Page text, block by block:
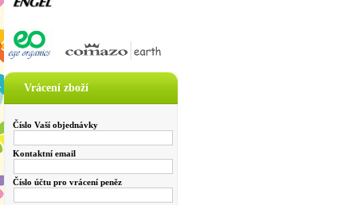
Vrácení zboží
Číslo Vaší objednávky
Kontaktní email
Číslo účtu pro vrácení peněz